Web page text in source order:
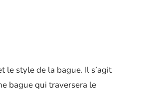
le style de la bague. Il s’agit
bague qui traversera le